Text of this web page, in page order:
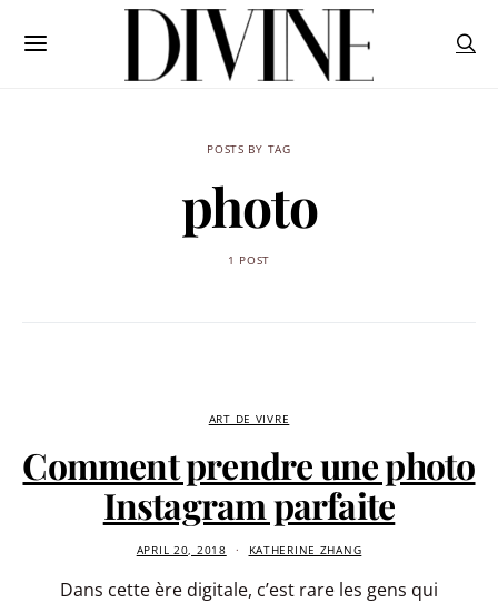
POSTS BY TAG
photo
1 POST
ART DE VIVRE
Comment prendre une photo
Instagram parfaite
APRIL 20, 2018 KATHERINE ZHANG
Dans cette ère digitale, c’est rare les gens qui